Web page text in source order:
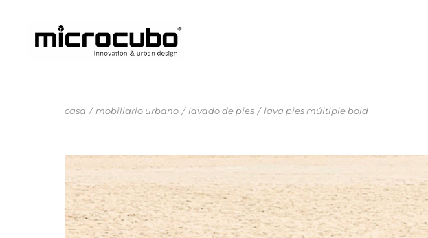
casa mobiliario urbano lavado de pies lava pies múltiple bold